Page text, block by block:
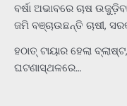
ବର୍ଷା ଅଭାବରେ ଚାଷ
ଜମି ବଞ୍ଚାଉଛନ୍ତି ଚାଷୀ,
ହଠାତ୍‌ ଟାୟାର ହେଲା
ଘଟଣାସ୍ଥଳରେ…